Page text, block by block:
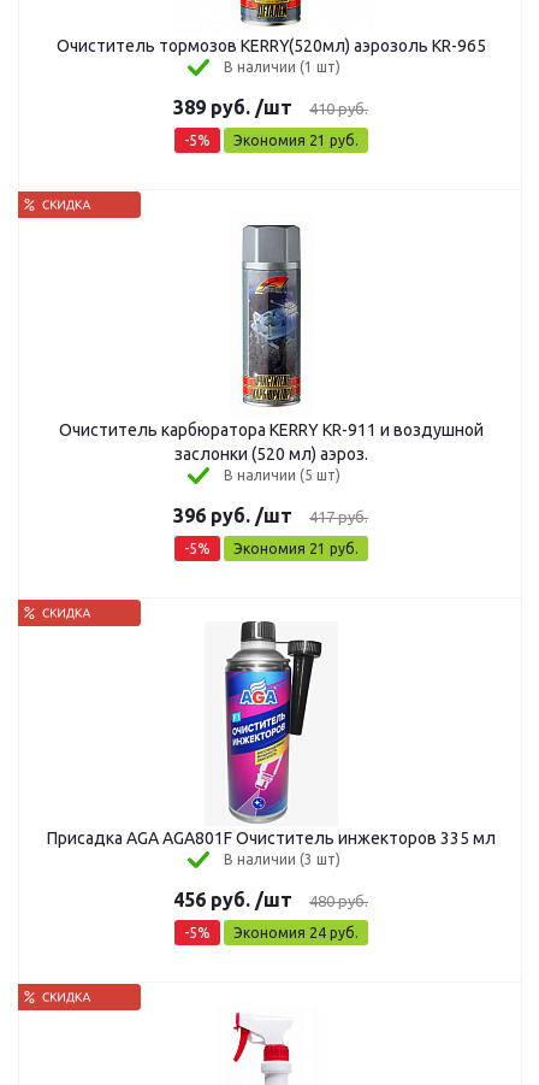
Очиститель тормозов KERRY(520мл) аэрозоль KR-965
В наличии (1 шт)
389 руб. /шт 410руб.
-5% Экономия 21 руб.
Очиститель карбюратора KERRY KR-911 и воздушной
заслонки (520 мл) аэроз.
В наличии (5 шт)
396 руб. /шт 417руб.
-5% Экономия 21 руб.
Присадка AGA AGA801F Очиститель инжекторов 335 мл
В наличии (3 шт)
456 руб. /шт 480руб.
-5% Экономия 24руб.